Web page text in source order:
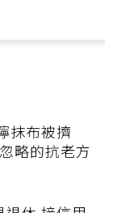
抹布被擠
略的抗老方